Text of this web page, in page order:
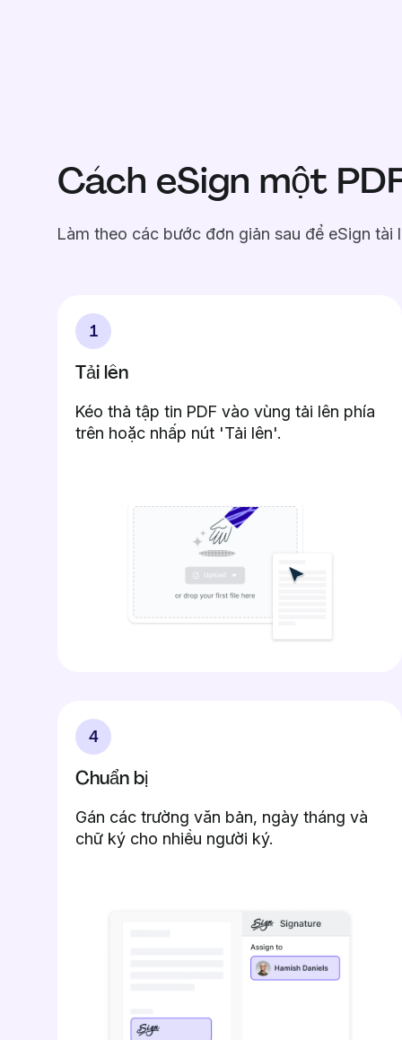
Cách eSign một
Làm theo các bước đơn giản sau để eSign tài
1
Tải lên
Kéo thả tập tin PDF vào vùng tải lên phía
trên hoặc nhấp nút 'Tải lên'.
4
Chuẩn bị
Gán các trường văn bản, ngày tháng và
chữ ký cho nhiều người ký.